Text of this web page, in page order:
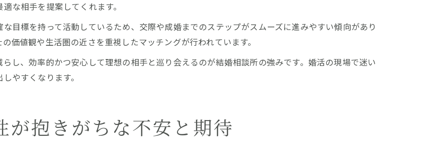
な相手を提案してくれます。
目標を持って活動しているため、交際や成婚までのステップがスムーズに進みやすい傾向があり
価値観や生活圏の近さを重視したマッチングが行われています。
し、効率的かつ安心して理想の相手と巡り会えるのが結婚相談所の強みです。婚活の現場で迷い
やすくなります。
が抱きがちな不安と期待